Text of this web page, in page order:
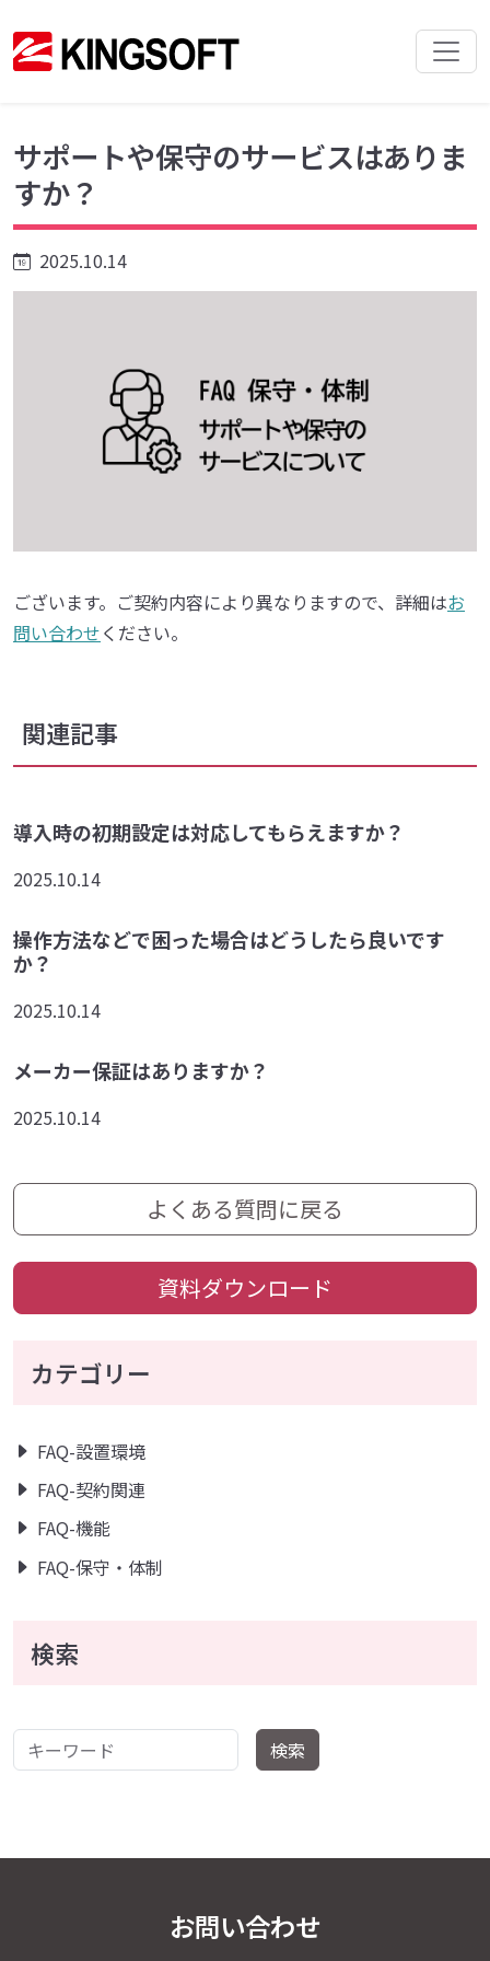
サポートや保守のサービスはありま
すか？
2025.10.14
ございます。ご契約内容により異なりますので、詳細はお
問い合わせください。
関連記事
導入時の初期設定は対応してもらえますか？
2025.10.14
操作方法などで困った場合はどうしたら良いです
か？
2025.10.14
メーカー保証はありますか？
2025.10.14
よくある質問に戻る
資料ダウンロード
カテゴリー
FAQ-設置環境
FAQ-契約関連
FAQ-機能
FAQ-保守・体制
検索
キーワード 検索
お問い合わせ